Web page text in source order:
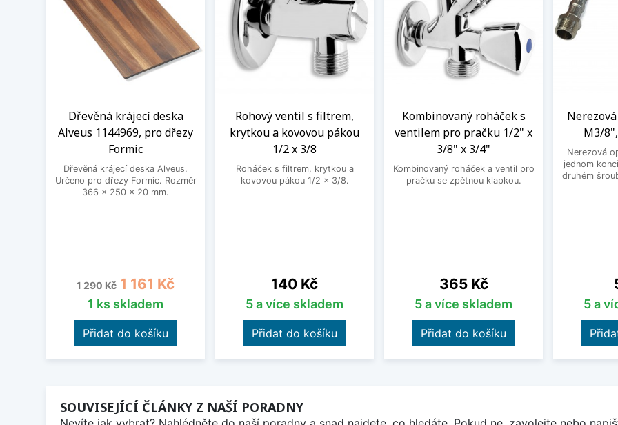
Dřevěná krájecí deska
Alveus 1144969, pro dřezy
Formic
Dřevěná krájecí deska Alveus.
Určeno pro dřezy Formic. Rozměr
366 x 250 x 20 mm.
Běžná cena
1 290 Kč Cena
1 161 Kč
1 ks skladem
Přidat do košíku
Rohový ventil s filtrem,
krytkou a kovovou pákou
1/2 x 3/8
Roháček s filtrem, krytkou a
kovovou pákou 1/2 x 3/8.
Cena
140 Kč
5 a více skladem
Přidat do košíku
Kombinovaný roháček s
ventilem pro pračku 1/2" x
3/8" x 3/4"
Kombinovaný roháček a ventil pro
pračku se zpětnou klapkou.
Cena
365 Kč
5 a více skladem
Přidat do košíku
M3/
Nerezová
jednom
druhém
5 a
SOUVISEJÍCÍ ČLÁNKY Z NAŠÍ PORADNY